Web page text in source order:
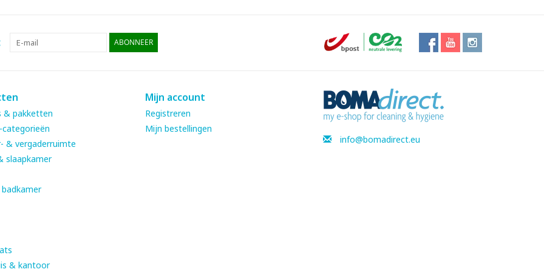
ABONNEER
& pakketten
& vergaderruimte
slaapkamer
& kantoor
Mijn account
Registreren
Mijn bestellingen
info@bomadirect.eu